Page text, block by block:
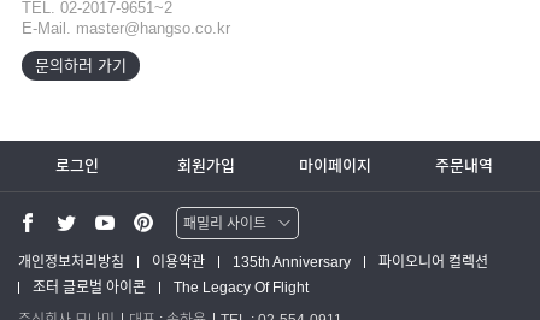
TEL. 02-2017-9651~2
E-Mail. master@hangso.co.kr
문의하러 가기
로그인 회원가입 마이페이지 주문내역
패밀리 사이트
워터맨 쇼핑몰
파카 글로벌
개인정보처리방침 이용약관 135th Anniversary
파이오니어 컬렉션
조터 글로벌 아이콘
The Legacy Of Flight